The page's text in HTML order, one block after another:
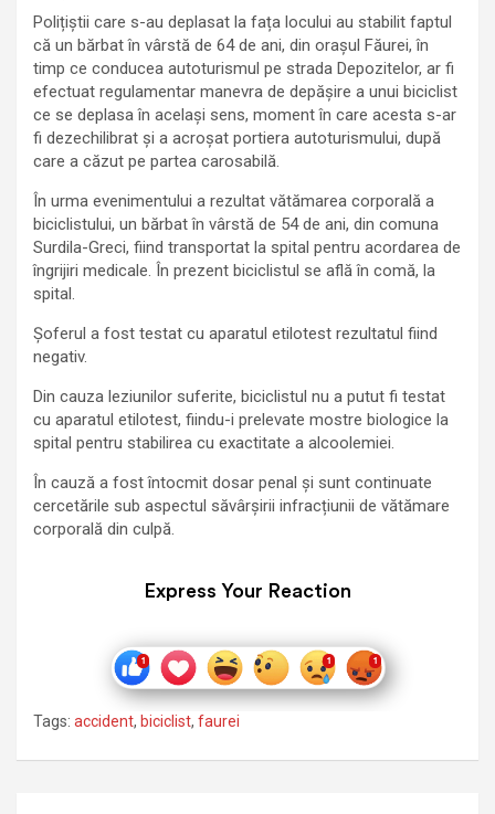
Polițiștii care s-au deplasat la fața locului au stabilit faptul
că un bărbat în vârstă de 64 de ani, din orașul Făurei, în
timp ce conducea autoturismul pe strada Depozitelor, ar fi
efectuat regulamentar manevra de depășire a unui biciclist
ce se deplasa în același sens, moment în care acesta s-ar
fi dezechilibrat și a acroșat portiera autoturismului, după
care a căzut pe partea carosabilă.
În urma evenimentului a rezultat vătămarea corporală a
biciclistului, un bărbat în vârstă de 54 de ani, din comuna
Surdila-Greci, fiind transportat la spital pentru acordarea de
îngrijiri medicale. În prezent biciclistul se află în comă, la
spital.
Șoferul a fost testat cu aparatul etilotest rezultatul fiind
negativ.
Din cauza leziunilor suferite, biciclistul nu a putut fi testat
cu aparatul etilotest, fiindu-i prelevate mostre biologice la
spital pentru stabilirea cu exactitate a alcoolemiei.
În cauză a fost întocmit dosar penal și sunt continuate
cercetările sub aspectul săvârșirii infracțiunii de vătămare
corporală din culpă.
Express Your Reaction
Tags: accident, biciclist, faurei